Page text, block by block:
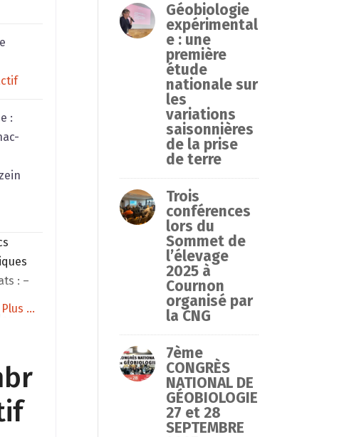
:
: –
...
Géobiologie
expérimental
e : une
première
étude
nationale sur
les
variations
saisonnières
de la prise
de terre
Trois
conférences
lors du
Sommet de
l’élevage
2025 à
Cournon
organisé par
la CNG
7ème
CONGRÈS
NATIONAL DE
GÉOBIOLOGIE
27 et 28
SEPTEMBRE